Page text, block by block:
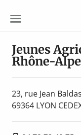
Jeunes
Rhône-
23, rue Jean
69364 LYON